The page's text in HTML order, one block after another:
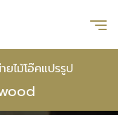
ยไม้โอ๊คแปรรูป